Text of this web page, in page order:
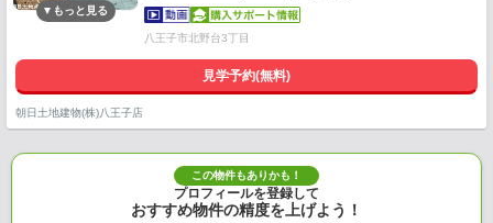
八王子市北野台3丁目
見学予約(無料)
朝日土地建物(株)八王子店
この物件もありかも！
プロフィールを登録して
おすすめ物件の精度を上げよう！